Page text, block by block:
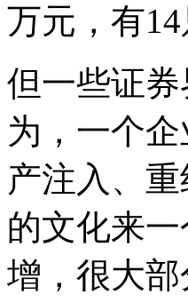
万元，有
但一些证
为，一个
产注入、
的文化来
增，很大